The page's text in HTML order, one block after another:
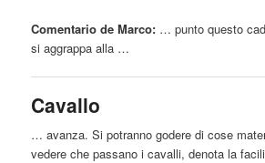
Comentario de Marco: … punto questo
si aggrappa alla …
Cavallo
… avanza. Si potranno godere di cose
vedere che passano i cavalli, denota la